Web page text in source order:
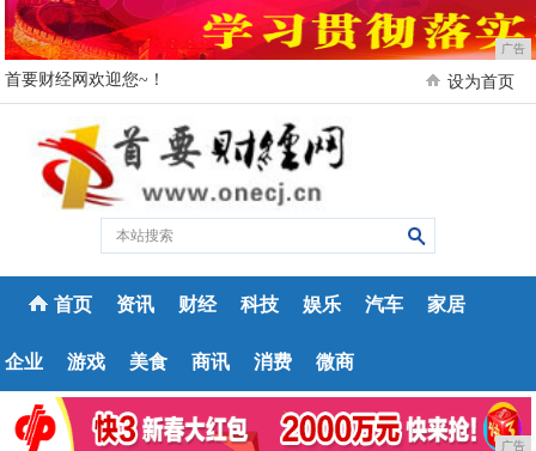
广告
首要财经网欢迎您~！ 设为首页
首页 资讯 财经 科技 娱乐 汽车 家居
企业 游戏 美食 商讯 消费 微商
广告